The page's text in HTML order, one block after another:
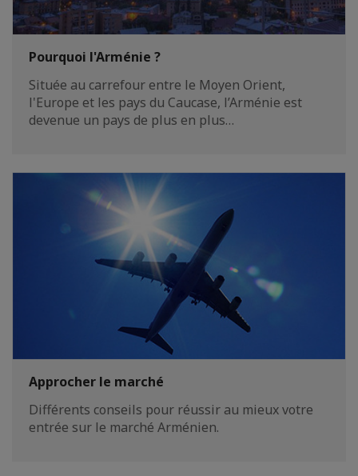
Pourquoi l'Arménie ?
Située au carrefour entre le Moyen Orient,
l'Europe et les pays du Caucase, l’Arménie est
devenue un pays de plus en plus…
Approcher le marché
Différents conseils pour réussir au mieux votre
entrée sur le marché Arménien.